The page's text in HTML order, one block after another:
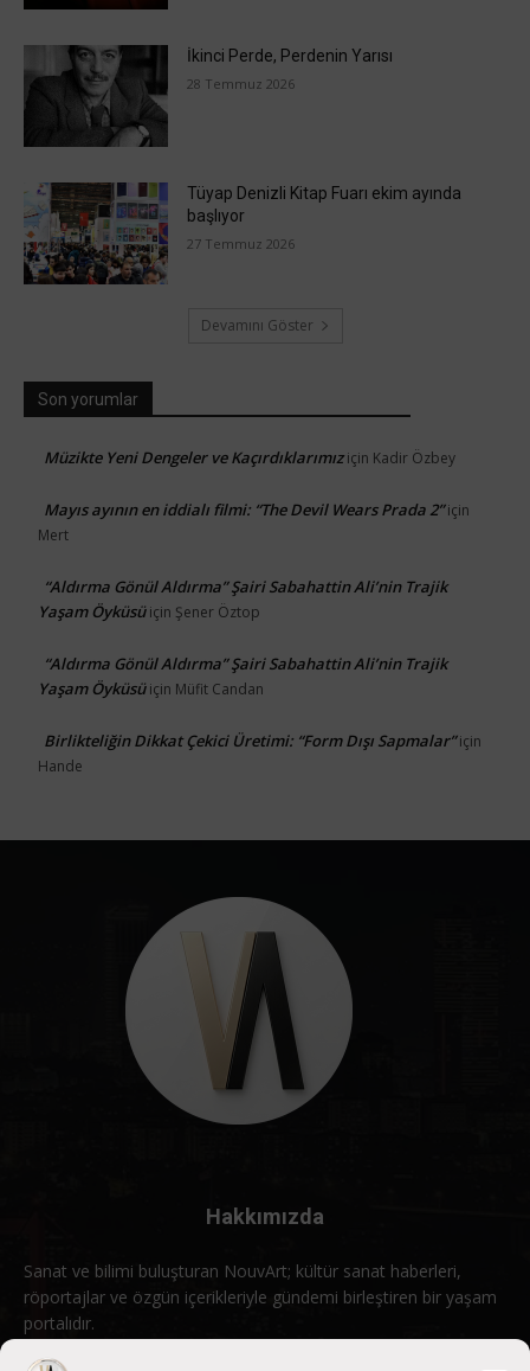
İkinci Perde, Perdenin Yarısı
28 Temmuz 2026
Tüyap Denizli Kitap Fuarı ekim ayında
başlıyor
27 Temmuz 2026
Devamını Göster
Son yorumlar
Müzikte Yeni Dengeler ve Kaçırdıklarımıziçin Kadir Özbey
Mayıs ayının en iddialı filmi: “The Devil Wears Prada 2”için
Mert
“Aldırma Gönül Aldırma” Şairi Sabahattin Ali’nin Trajik
Yaşam Öyküsüiçin Şener Öztop
“Aldırma Gönül Aldırma” Şairi Sabahattin Ali’nin Trajik
Yaşam Öyküsüiçin Müfit Candan
Birlikteliğin Dikkat Çekici Üretimi: “Form Dışı Sapmalar”için
Hande
Hakkımızda
Sanat ve bilimi buluşturan NouvArt; kültür sanat haberleri,
röportajlar ve özgün içerikleriyle gündemi birleştiren bir yaşam
portalıdır.